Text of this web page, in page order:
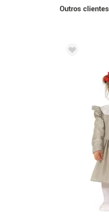
Outros